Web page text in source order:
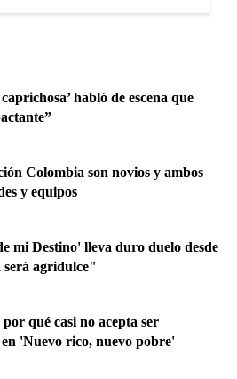
habló de escena que
Colombia son novios y ambos
y equipos
mi Destino' lleva duro duelo desde
agridulce"
qué casi no acepta ser
'Nuevo rico, nuevo pobre'